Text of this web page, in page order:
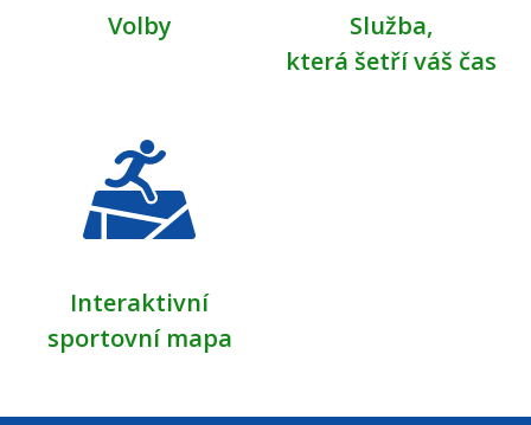
Volby
Služba,
která šetří váš čas
Interaktivní
sportovní mapa